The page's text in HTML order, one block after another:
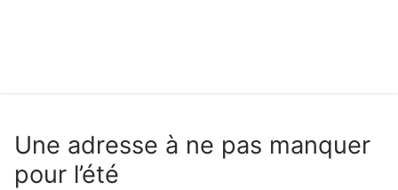
Une adresse à ne pas manquer
pour l’été